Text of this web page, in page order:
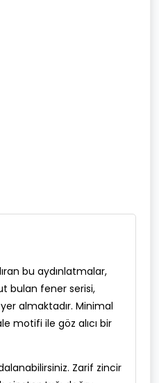
bu aydınlatmalar,
bulan fener serisi,
almaktadır. Minimal
motifi ile göz alıcı bir
Zarif zincir